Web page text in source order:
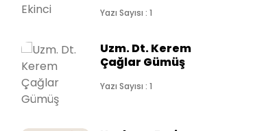
Yazı Sayısı : 1
Uzm. Dt. Kerem
Çağlar Gümüş
Yazı Sayısı : 1